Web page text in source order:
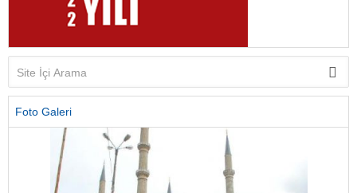
Foto Galeri